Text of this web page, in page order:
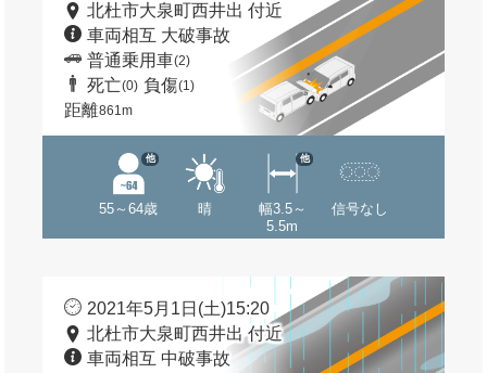
北杜市大泉町西井出 付近
車両相互 大破事故
普通乗用車(2)
死亡(0) 負傷(1)
距離861m
55～64歳
他
晴
幅3.5～
5.5m
他
信号なし
2021年5月1日(土)15:20
北杜市大泉町西井出 付近
車両相互 中破事故